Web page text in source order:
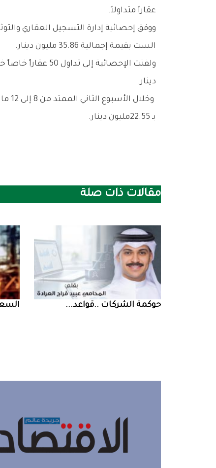
‬عقاراً‭ ‬متداولاً‭.‬
‬الست‭ ‬بقيمة‭ ‬إجمالية‭ ‬35‭.‬86‭ ‬مليون‭ ‬دينار‭.‬
‬دينار‭.‬
‬بـ22‭.‬55‭ ‬مليون‭ ‬دينار‭.‬
مقالات ذات صلة
حوكمة‭ ‬الشركات‭.. ‬قواعد‭ ... السعودية‭